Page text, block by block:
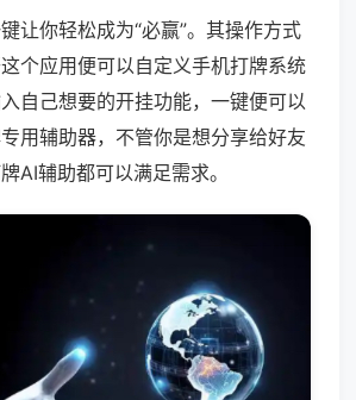
让你轻松成为“必赢”。其操作方式
个应用便可以自定义手机打牌系统
自己想要的开挂功能，一键便可以
用辅助器，不管你是想分享给好友
AI辅助都可以满足需求。